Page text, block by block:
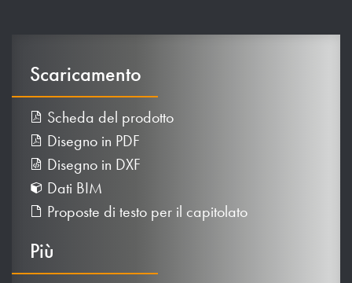
Scaricamento
Scheda del prodotto
Disegno in PDF
Disegno in DXF
Dati BIM
Proposte di testo per il capitolato
Più